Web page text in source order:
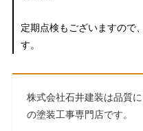
定期点検もございますので
す。
株式会社石井建装は品質
の塗装工事専門店です。